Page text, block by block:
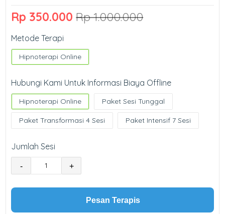
Rp 350.000 Rp 1.000.000
Metode Terapi
Hipnoterapi Online
Hubungi Kami Untuk Informasi Biaya Offline
Hipnoterapi Online Paket Sesi Tunggal
Paket Transformasi 4 Sesi Paket Intensif 7 Sesi
Jumlah Sesi
- +
Pesan Terapis